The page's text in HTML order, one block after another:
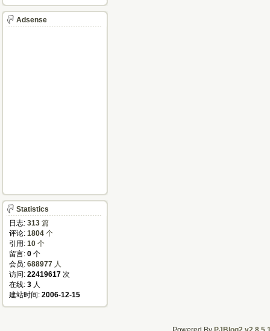
Adsense
Statistics
日志: 313 篇
评论: 1804 个
引用: 10 个
留言: 0 个
会员: 688977 人
访问: 22419617 次
在线: 3 人
建站时间: 2006-12-15